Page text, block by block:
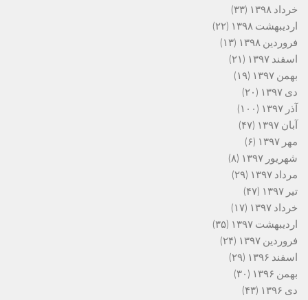
خرداد ۱۳۹۸
(۳۳)
اردیبهشت ۱۳۹۸
(۲۲)
فروردین ۱۳۹۸
(۱۳)
اسفند ۱۳۹۷
(۲۱)
بهمن ۱۳۹۷
(۱۹)
دی ۱۳۹۷
(۲۰)
آذر ۱۳۹۷
(۱۰۰)
آبان ۱۳۹۷
(۴۷)
مهر ۱۳۹۷
(۶)
شهریور ۱۳۹۷
(۸)
مرداد ۱۳۹۷
(۲۹)
تیر ۱۳۹۷
(۴۷)
خرداد ۱۳۹۷
(۱۷)
اردیبهشت ۱۳۹۷
(۳۵)
فروردین ۱۳۹۷
(۲۴)
اسفند ۱۳۹۶
(۲۹)
بهمن ۱۳۹۶
(۳۰)
دی ۱۳۹۶
(۴۳)